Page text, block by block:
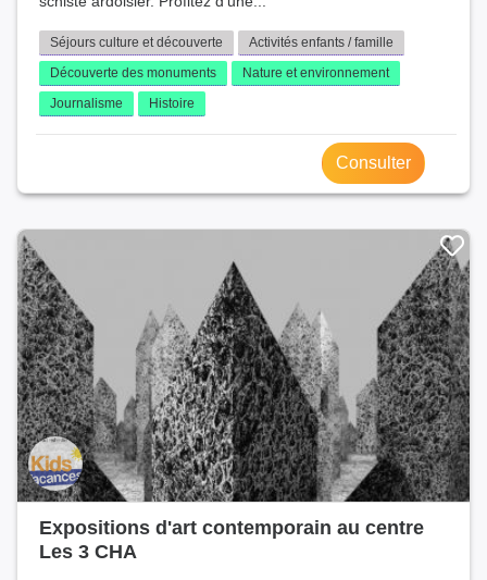
Séjours culture et découverte
Activités enfants / famille
Découverte des monuments
Nature et environnement
Journalisme
Histoire
Consulter
Expositions d'art contemporain au centre
Les 3 CHA